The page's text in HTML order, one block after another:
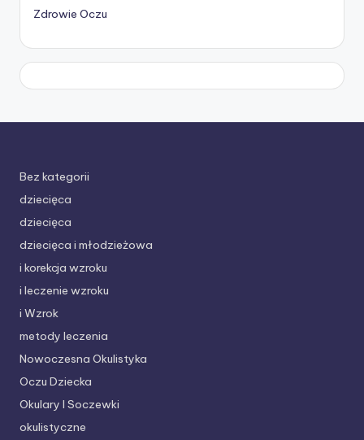
Zdrowie Oczu
Bez kategorii
dziecięca
dziecięca
dziecięca i młodzieżowa
i korekcja wzroku
i leczenie wzroku
i Wzrok
metody leczenia
Nowoczesna Okulistyka
Oczu Dziecka
Okulary I Soczewki
okulistyczne